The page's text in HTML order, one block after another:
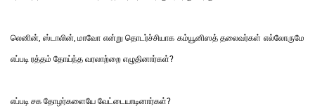
லெனின், ஸ்டாலின், மாவோ என்று தொடர்ச்சியாக கம்யூனிஸத் தலைவர்கள் எல்லோருமே
எப்படி ரத்தம் தோய்ந்த வரலாற்றை எழுதினார்கள்?
எப்படி சக தோழர்களையே வேட்டையாடினார்கள்?